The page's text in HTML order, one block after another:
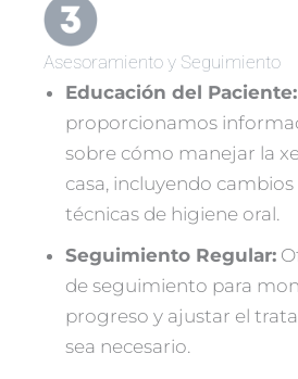
Asesoramiento y Seguimiento
Educación del Paciente:
proporcionamos
sobre cómo manejar la
casa, incluyendo
técnicas de higiene oral.
Seguimiento Regular:
de seguimiento para
progreso y ajustar el
sea necesario.